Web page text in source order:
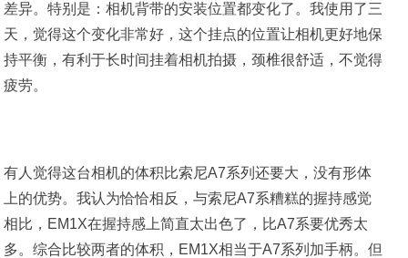
差异。特别是：相机背带的安装位置都变化了。我使用了三
天，觉得这个变化非常好，这个挂点的位置让相机更好地保
持平衡，有利于长时间挂着相机拍摄，颈椎很舒适，不觉得
疲劳。
有人觉得这台相机的体积比索尼A7系列还要大，没有形体
上的优势。我认为恰恰相反，与索尼A7系糟糕的握持感觉
相比，EM1X在握持感上简直太出色了，比A7系要优秀太
多。综合比较两者的体积，EM1X相当于A7系列加手柄。但